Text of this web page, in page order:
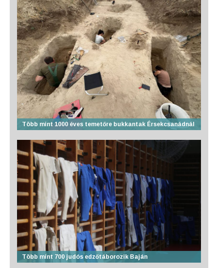
Több mint 1000 éves temetőre bukkantak Érsekcsanádnál
Több mint 700 judós edzőtáborozik Baján